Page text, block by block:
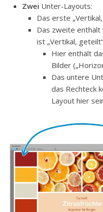
Zwei Unter-Layouts:
Das erste
Das zweite
ist „Vertikal, geteilt“
Hier enthält
Bilder
Das untere
das Rechteck
Layout hier